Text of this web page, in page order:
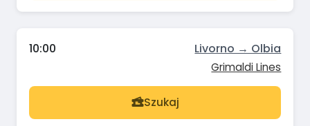
10:00 Livorno → Olbia
Grimaldi Lines
Szukaj